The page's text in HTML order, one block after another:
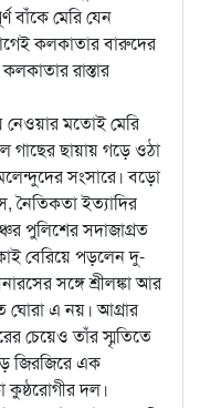
বাঁকে মেরি যেন
কলকাতার বারুদের
রাস্তার
নেওয়ার মতোই মেরি
গাছের ছায়ায় গড়ে ওঠা
সংসারে। বড়ো
নৈতিকতা ইত্যাদির
পুলিশের সদাজাগ্রত
বেরিয়ে পড়লেন দু-
সঙ্গে শ্রীলঙ্কা আর
ঘোরা এ নয়। আগ্রার
চেয়েও তাঁর স্মৃতিতে
জিরজিরে এক
দল।